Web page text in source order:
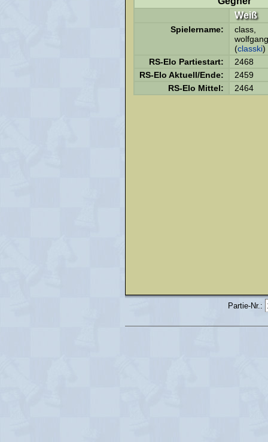
Weiß
Spielername:
class,
wolfgang
(classki)
RS-Elo Partiestart:
2468
RS-Elo Aktuell/Ende:
2459
RS-Elo Mittel:
2464
Partie-Nr.: